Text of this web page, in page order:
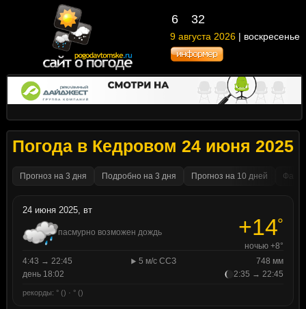
6 32
9 августа 2026 | воскресенье
Погода в Кедровом 24 июня 2025
Прогноз на 3 дня Подробно на 3 дня Прогноз на 10 дней
24 июня 2025, вт
пасмурно возможен дождь +14°
ночью +8°
4:43 → 22:45
5 м/с ССЗ
748 мм
день 18:02
2:35 → 22:45
рекорды: ° () · ° ()